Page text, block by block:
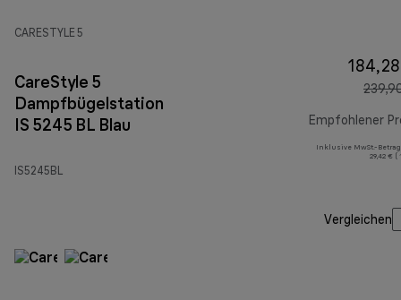
CARESTYLE 5
CareStyle 5
Dampfbügelstation
IS 5245 BL Blau
IS5245BL
Empfohlener
Inklusive MwSt.-
29,42 € (
Vergleichen